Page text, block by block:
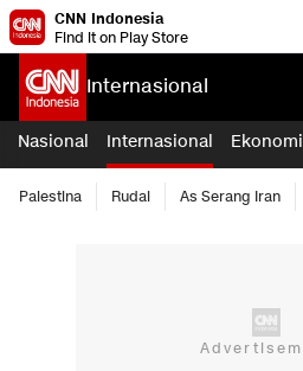
CNN Indonesia
Find it on Play Store
Internasional
Nasional Internasional Ekonomi
Palestina Rudal As Serang Iran